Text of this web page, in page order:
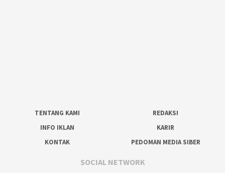
TENTANG KAMI
REDAKSI
INFO IKLAN
KARIR
KONTAK
PEDOMAN MEDIA SIBER
SOCIAL NETWORK